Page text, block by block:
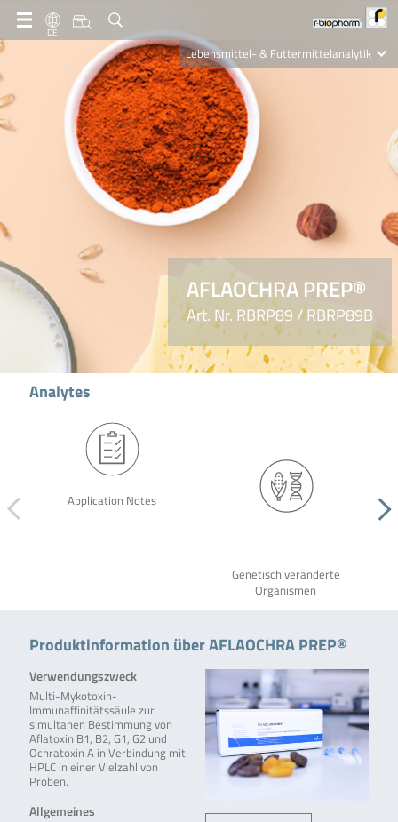
DE
Lebensmittel- & Futtermittelanalytik
Clinical Diagnostics
R-Biopharm AG
Nutrition Care
AFLAOCHRA PREP®
Art. Nr. RBRP89 / RBRP89B
Analytes
Application Notes
Genetisch veränderte
Organismen
Produktinformation über AFLAOCHRA PREP®
Verwendungszweck
Multi-Mykotoxin-
Immunaffinitätssäule zur
simultanen Bestimmung von
Aflatoxin B1, B2, G1, G2 und
Ochratoxin A in Verbindung mit
HPLC in einer Vielzahl von
Proben.
Allgemeines